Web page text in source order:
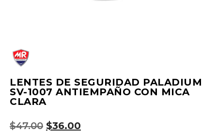
LENTES DE SEGURIDAD PALADIUM
SV-1007 ANTIEMPAÑO CON MICA
CLARA
$47.00 $36.00